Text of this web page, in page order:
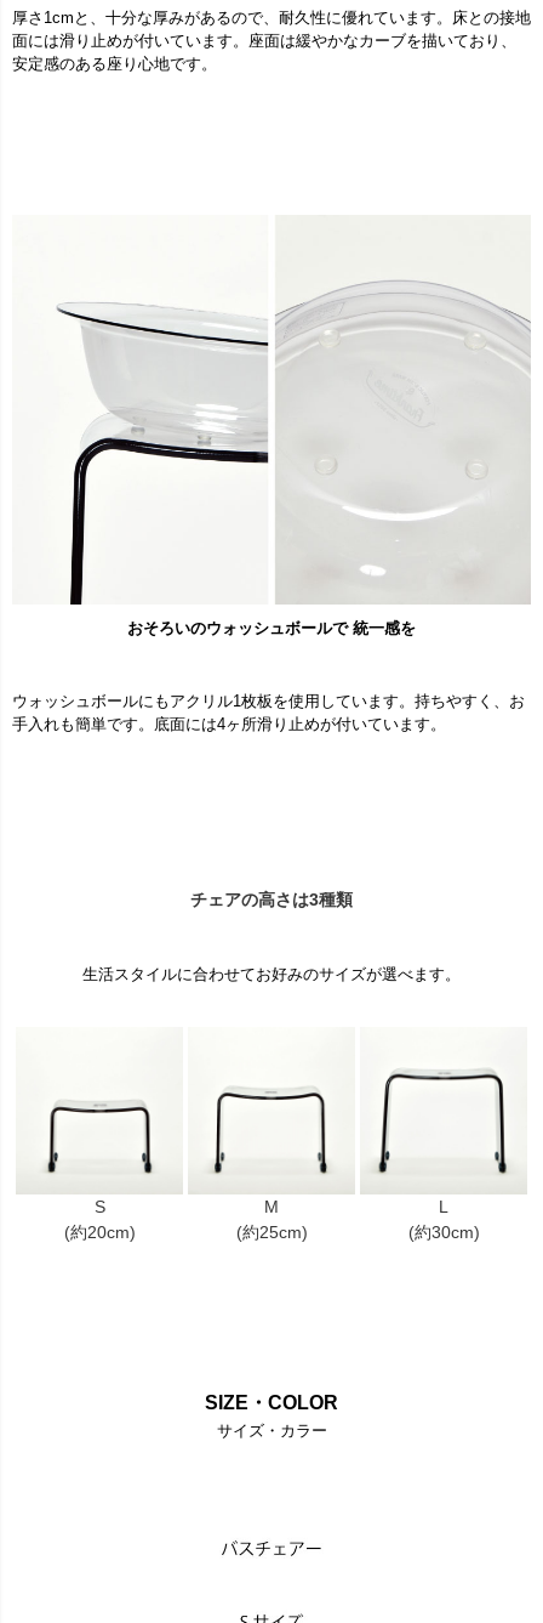
厚さ1cmと、十分な厚みがあるので、耐久性に優れています。床との接地
面には滑り止めが付いています。座面は緩やかなカーブを描いており、
安定感のある座り心地です。
おそろいのウォッシュボールで 統一感を
ウォッシュボールにもアクリル1枚板を使用しています。持ちやすく、お
手入れも簡単です。底面には4ヶ所滑り止めが付いています。
チェアの高さは3種類
生活スタイルに合わせてお好みのサイズが選べます。
S
(約20cm)
M
(約25cm)
L
(約30cm)
SIZE・COLOR
サイズ・カラー